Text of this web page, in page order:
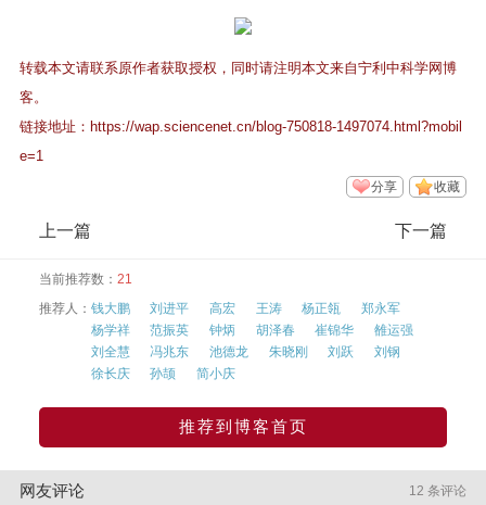
转载本文请联系原作者获取授权，同时请注明本文来自宁利中科学网博
客。
链接地址： https://wap.sciencenet.cn/blog-750818-1497074.html?mobil
e=1
收藏
分享
上一篇 下一篇
当前推荐数： 21
推荐人： 钱大鹏 刘进平 高宏 王涛 杨正瓴
郑永军
杨学祥
范振英 钟炳 胡泽春 崔锦华
雒运强
刘全慧
冯兆东 池德龙 朱晓刚 刘跃
刘钢
徐长庆
孙颉 简小庆
推荐到博客首页
网友评论 12 条评论